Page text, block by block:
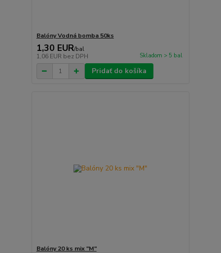
Balóny Vodná bomba 50ks
1,30 EUR/bal
1,06 EUR bez DPH Skladom > 5 bal
Pridať do košíka
Balóny 20 ks mix "M"